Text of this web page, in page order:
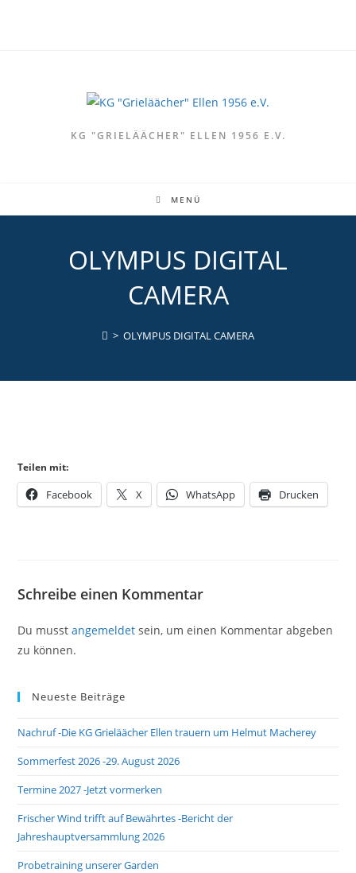
KG "GRIELÄÄCHER" ELLEN 1956 E.V.
MENÜ
OLYMPUS DIGITAL
CAMERA
> OLYMPUS DIGITAL CAMERA
Teilen mit:
Facebook X WhatsApp Drucken
Schreibe einen Kommentar
Du musstangemeldet sein, um einen Kommentar abgeben
zu können.
Neueste Beiträge
Nachruf -Die KG Grieläächer Ellen trauern um Helmut Macherey
Sommerfest 2026 -29. August 2026
Termine 2027 -Jetzt vormerken
Frischer Wind trifft auf Bewährtes -Bericht der
Jahreshauptversammlung 2026
Probetraining unserer Garden